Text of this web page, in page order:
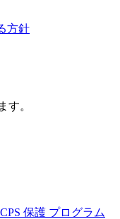
方針
す。
保護 プログラム